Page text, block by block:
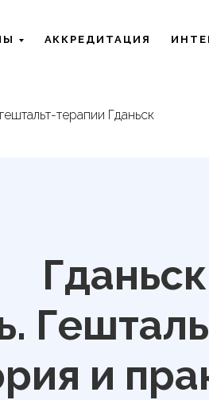
АККРЕДИТАЦИЯ
терапии Гданьск
Гданьск
и